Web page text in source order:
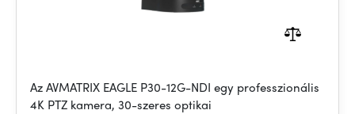
Az AVMATRIX EAGLE P30-12G-NDI egy professzionális
4K PTZ kamera, 30-szeres optikai